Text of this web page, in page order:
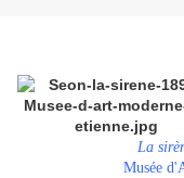
La
Musée